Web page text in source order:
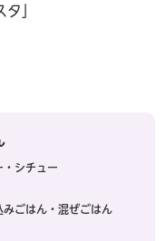
」
・シチュー
みごはん・混ぜごはん